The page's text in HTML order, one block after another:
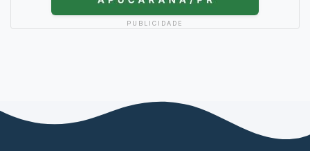
PUBLICIDADE